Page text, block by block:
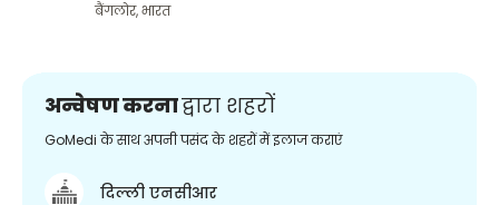
बैंगलोर,भारत
अन्वेषण करनाद्वारा शहरों
GoMedi के साथ अपनी पसंद के शहरों में इलाज कराएं
दिल्ली एनसीआर